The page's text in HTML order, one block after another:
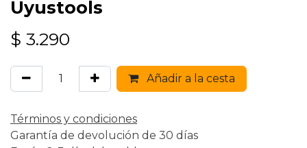
Uyustools
$ 3.290
Añadir a la cesta
Términos y condiciones
Garantía de devolución de 30 días